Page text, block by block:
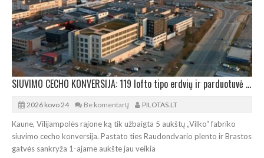
SIUVIMO CECHO KONVERSIJA: 119 lofto tipo erdvių ir parduotuvė „Lidl“ Vilijampolėje
2026 kovo 24 Be komentarų PILOTAS.LT
Kaune, Vilijampolės rajone ką tik užbaigta 5 aukštų „Vilko“ fabriko
siuvimo cecho konversija. Pastato ties Raudondvario plento ir Brastos
gatvės sankryža 1-ajame aukšte jau veikia